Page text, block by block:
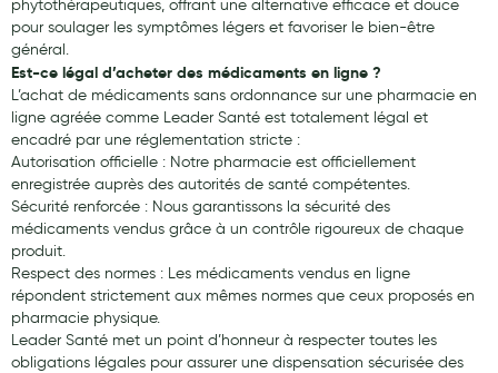
phytothérapeutiques, offrant une alternative efficace et douce
pour soulager les symptômes légers et favoriser le bien-être
général.
Est-ce légal d’acheter des médicaments en ligne ?
L’achat de médicaments sans ordonnance sur une pharmacie en
ligne agréée comme Leader Santé est totalement légal et
encadré par une réglementation stricte :
Autorisation officielle : Notre pharmacie est officiellement
enregistrée auprès des autorités de santé compétentes.
Sécurité renforcée : Nous garantissons la sécurité des
médicaments vendus grâce à un contrôle rigoureux de chaque
produit.
Respect des normes : Les médicaments vendus en ligne
répondent strictement aux mêmes normes que ceux proposés en
pharmacie physique.
Leader Santé met un point d’honneur à respecter toutes les
obligations légales pour assurer une dispensation sécurisée des